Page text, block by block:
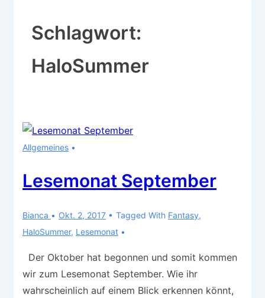
Schlagwort:
HaloSummer
Allgemeines
Lesemonat September
Bianca Okt. 2, 2017 Tagged With Fantasy,
HaloSummer, Lesemonat
Der Oktober hat begonnen und somit kommen
wir zum Lesemonat September. Wie ihr
wahrscheinlich auf einem Blick erkennen könnt,